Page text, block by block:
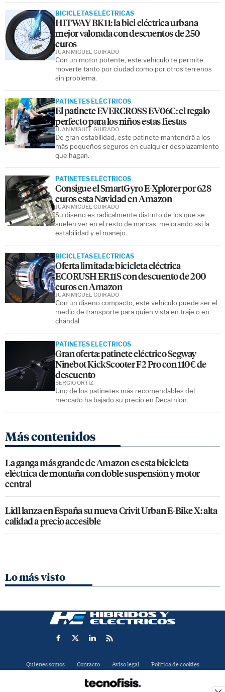
BICICLETAS ELÉCTRICAS
HITWAY BK11: la bici eléctrica urbana
mejor valorada con descuentos de 250
euros
Con un motor potente, este vehículo te permite
moverte tanto por ciudad como por otros terrenos
sin problema.
JUAN MIGUEL GUIRADO
PATINETES ELÉCTRICOS
El patinete EVERCROSS EV06C: el regalo
perfecto para los niños estas fiestas
De gran estabilidad, este patinete mantendrá a los
más pequeños seguros en cualquier desplazamiento
que hagan.
JUAN MIGUEL GUIRADO
PATINETES ELÉCTRICOS
Consigue el SmartGyro E-Xplorer por 628
euros esta Navidad en Amazon
Su diseño es radicalmente distinto de los que se
suelen ver en el resto de marcas, mejorando así la
estabilidad y el manejo.
JUAN MIGUEL GUIRADO
BICICLETAS ELÉCTRICAS
Oferta limitada: bicicleta eléctrica
ECORUSH ER11S con descuento de 200
euros en Amazon
Con un diseño compacto, este vehículo puede ser el
medio de transporte para quien vista en traje o en
chándal.
JUAN MIGUEL GUIRADO
PATINETES ELÉCTRICOS
Gran oferta: patinete eléctrico Segway
Ninebot KickScooter F2 Pro con 110€ de
descuento
Uno de los patinetes más recomendables del
mercado ha bajado su precio en Decathlon.
SERGIO ORTIZ
Más contenidos
La ganga más grande de Amazon es esta bicicleta
eléctrica de montaña con doble suspensión y motor
central
Lidl lanza en España su nueva Crivit Urban E-Bike X: alta
calidad a precio accesible
Lo más visto
Quienes somos Contacto Aviso legal Política de cookies